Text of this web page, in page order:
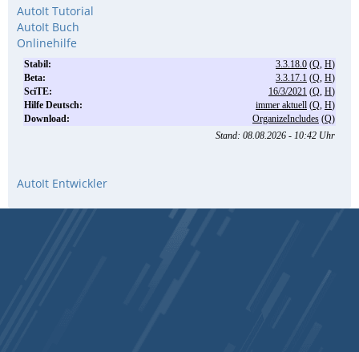
AutoIt Tutorial
AutoIt Buch
Onlinehilfe
AutoIt Entwickler